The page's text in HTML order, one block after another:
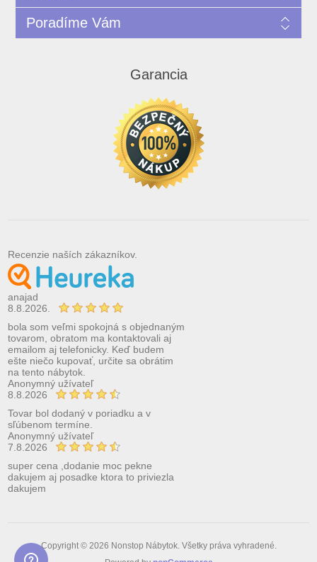
Poradíme Vám
Garancia
Recenzie naších zákazníkov.
anajad
8.8.2026.
bola som veľmi spokojná s objednaným
tovarom, obratom ma kontaktovali aj
emailom aj telefonicky. Keď budem
ešte niečo kupovať, určite sa obrátim
na tento nábytok.
Anonymný užívateľ
8.8.2026
Tovar bol dodaný v poriadku a v
sľúbenom termíne.
Anonymný užívateľ
7.8.2026
super cena ,dodanie moc pekne
dakujem aj posadke ktora to priviezla
dakujem
Copyright © 2026 Nonstop Nábytok. Všetky práva vyhradené.